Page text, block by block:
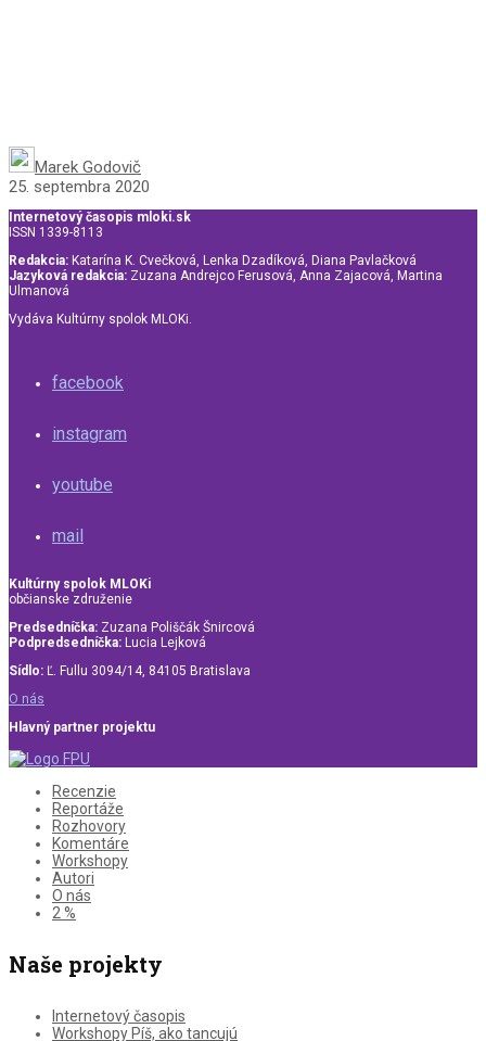
Marek Godovič
25. septembra 2020
Internetový časopis mloki.sk
ISSN 1339-8113
Redakcia: Katarína K. Cvečková, Lenka Dzadíková, Diana Pavlačková
Jazyková redakcia: Zuzana Andrejco Ferusová, Anna Zajacová, Martina
Ulmanová
Vydáva Kultúrny spolok MLOKi.
facebook
instagram
youtube
mail
Kultúrny spolok MLOKi
občianske združenie
Predsedníčka: Zuzana Poliščák Šnircová
Podpredsedníčka: Lucia Lejková
Sídlo: Ľ. Fullu 3094/14, 84105 Bratislava
O nás
Hlavný partner projektu
Recenzie
Reportáže
Rozhovory
Komentáre
Workshopy
Autori
O nás
2 %
Naše projekty
Internetový časopis
Workshopy Píš, ako tancujú